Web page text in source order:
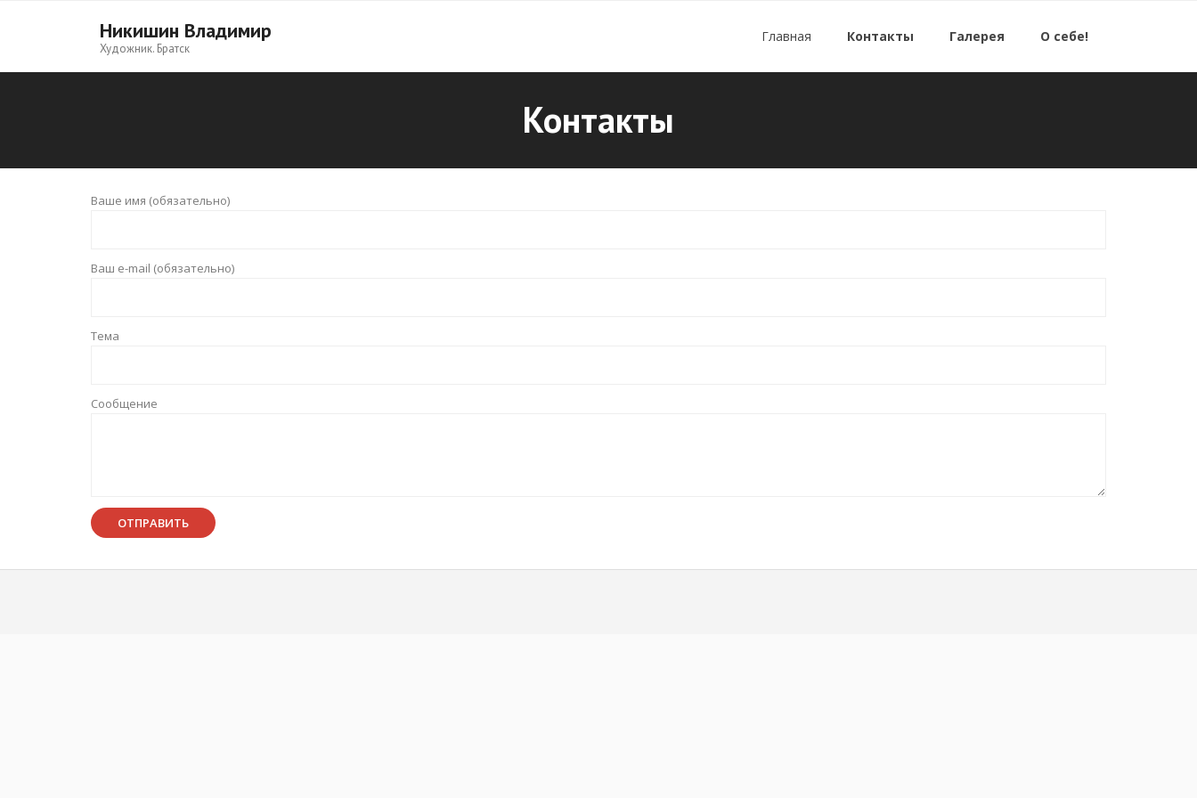
Никишин Владимир
Художник. Братск
Главная Контакты Галерея О себе!
Контакты
Ваше имя (обязательно)
Ваш e-mail (обязательно)
Тема
Сообщение